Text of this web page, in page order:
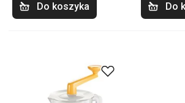
Do koszyka Do